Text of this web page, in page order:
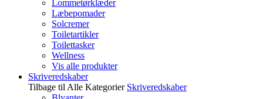
Lommetørklæder
Læbepomader
Solcremer
Toiletartikler
Toilettasker
Wellness
Vis alle produkter
Skriveredskaber
Tilbage til Alle Kategorier Skriveredskaber